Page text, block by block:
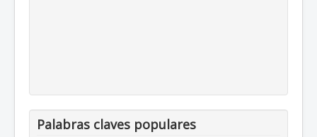
Palabras claves populares